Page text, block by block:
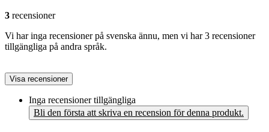
3 recensioner
Vi har inga recensioner på svenska ännu, men vi har 3 recensioner
tillgängliga på andra språk.
Visa recensioner
Inga recensioner tillgängliga
Bli den första att skriva en recension för denna produkt.